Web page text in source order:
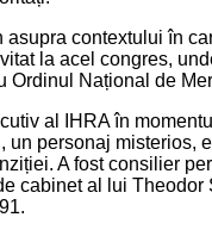
asupra contextului în
la acel congres,
Ordinul Național de
al IHRA în
, un personaj misterios,
A fost consilier
cabinet al lui